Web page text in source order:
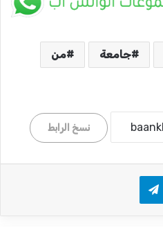
جامعة من
نسخ الرابط